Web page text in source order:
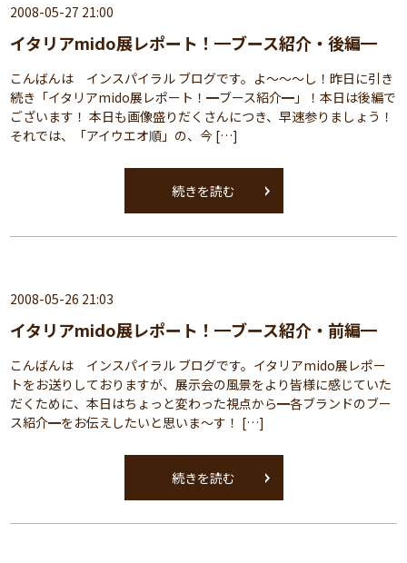
2008-05-27 21:00
イタリアmido展レポート！━ブース紹介・後編━
こんばんは インスパイラル ブログです。よ～～～し！昨日に引き
続き「イタリアmido展レポート！━ブース紹介━」！本日は後編で
ございます！ 本日も画像盛りだくさんにつき、早速参りましょう！
それでは、「アイウエオ順」の、今 […]
続きを読む
2008-05-26 21:03
イタリアmido展レポート！━ブース紹介・前編━
こんばんは インスパイラル ブログです。イタリアmido展レポー
トをお送りしておりますが、展示会の風景をより皆様に感じていた
だくために、本日はちょっと変わった視点から━各ブランドのブー
ス紹介━をお伝えしたいと思いま～す！ […]
続きを読む